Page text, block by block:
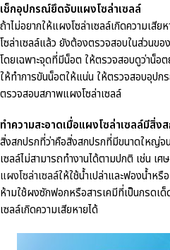
เช็กอุปกรณ์ยึดจับแผงโซล่าเซลล์
ถ้าไม่อยากให้แผงโซล่าเซลล์เกิดความเสี
โซล่าเซลล์แล้ว ยังต้องตรวจสอบในส่วนข
โดยเฉพาะจุดที่มีน็อต ให้ตรวจสอบดูว่าน็อ
ให้ทำการขันน็อตให้แน่น ให้ตรวจสอบอุป
ตรวจสอบสภาพแผงโซล่าเซลล์
ทำความสะอาดเมื่อแผงโซล่าเซลล์มีสิ่ง
สิ่งสกปรกที่ว่าคือสิ่งสกปรกที่มีขนาดใหญ่จ
เซลล์ไม่สามารถทำงานได้ตามปกติ เช่น เศ
แผงโซล่าเซลล์ให้ใช้น้ำเปล่าและฟองน้ำห
ห้ามใช้ผงซักฟอกหรือสารเคมีที่เป็นกรดเด็
เซลล์เกิดความเสียหายได้